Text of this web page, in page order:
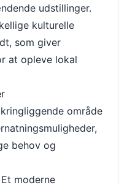
udstillinger.
kulturelle
som giver
at opleve lokal
område
behov og
Et moderne